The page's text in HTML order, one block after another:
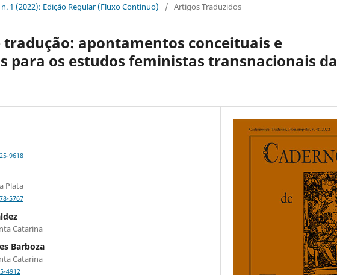
n. 1 (2022): Edição Regular (Fluxo Contínuo) / Artigos Traduzidos
tradução: apontamentos conceituais e
para os estudos feministas transnacionais da
9618
Plata
5767
Catarina
Barboza
Catarina
4912